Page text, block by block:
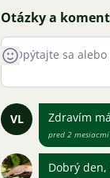
Otázky a
VL Zdravím
pred 2 mesiacmi
Dobrý